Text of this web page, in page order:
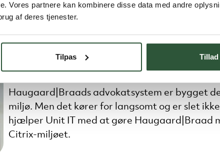
Vores partnere kan kombinere disse data med andre
af deres tjenester.
Tilpas Tillad
for opfølgningen. Her var det ’svesken på
noget, vi kan gøre bedre – så sig det til os’. Og
noget, så har de ordnet det med det samme”.
Haugaard|Braads advokatsystem er bygget
miljø. Men det kører for langsomt og er slet
hjælper Unit IT med at gøre Haugaard|Braad
Citrix-miljøet.